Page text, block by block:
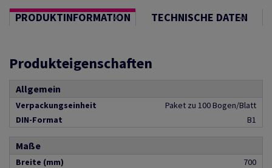
PRODUKTINFORMATION TECHNISCHE DATEN
Produkteigenschaften
Allgemein
Verpackungseinheit
Paket zu 100 Bogen/Blatt
DIN-Format
B1
Maße
Breite (mm)
700